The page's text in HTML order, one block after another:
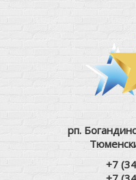
рп.
+7